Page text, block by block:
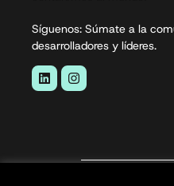
Síguenos: Súmate a la
desarrolladores y líderes.
App